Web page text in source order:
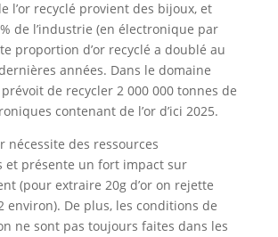
l’or recyclé provient des bijoux, et
de l’industrie (en électronique par
proportion d’or recyclé a doublé au
années. Dans le domaine
de recycler 2 000 000 tonnes de
contenant de l’or d’ici 2025.
nécessite des ressources
et présente un fort impact sur
(pour extraire 20g d’or on rejette
environ). De plus, les conditions de
ne sont pas toujours faites dans les